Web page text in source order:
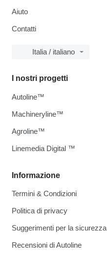
Aiuto
Contatti
Italia / italiano
Informazione
Termini & Condizioni
Politica di privacy
Suggerimenti per la sicurezza
Recensioni di Autoline
I nostri progetti
Autoline™
Machineryline™
Agroline™
Linemedia Digital ™